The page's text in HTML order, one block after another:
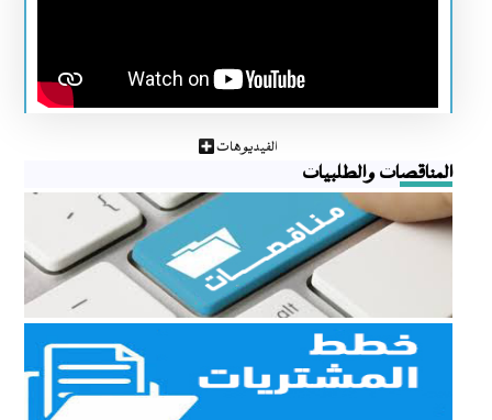
الفيديوهات
المناقصات والطلبيات